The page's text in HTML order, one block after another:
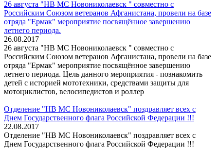
26 августа "НВ МС Новониколаевск " совместно с
Российским Союзом ветеранов Афганистана, провели на базе
отряда "Ермак" мероприятие посвящённое завершению
летнего периода.
26.08.2017
26 августа "НВ МС Новониколаевск " совместно с
Российским Союзом ветеранов Афганистана, провели на базе
отряда "Ермак" мероприятие посвящённое завершению
летнего периода. Цель данного мероприятия - познакомить
детей с историей мототехники, средствами защиты для
мотоциклистов, велосипедистов и роллер
Отделение "НВ МС Новониколаевск" поздравляет всех с
Днем Государственного флага Российской Федерации !!!
22.08.2017
Отделение "НВ МС Новониколаевск" поздравляет всех с
Днем Государственного флага Российской Федерации !!!